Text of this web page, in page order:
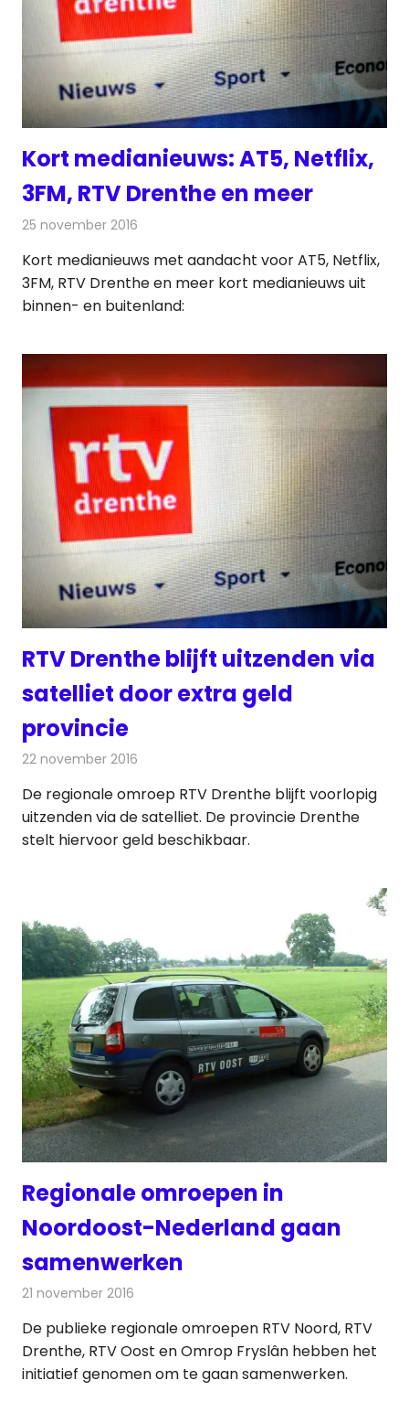
Kort medianieuws: AT5, Netflix,
3FM, RTV Drenthe en meer
25 november 2016
Kort medianieuws met aandacht voor AT5, Netflix,
3FM, RTV Drenthe en meer kort medianieuws uit
binnen- en buitenland:
RTV Drenthe blijft uitzenden via
satelliet door extra geld
provincie
22 november 2016
De regionale omroep RTV Drenthe blijft voorlopig
uitzenden via de satelliet. De provincie Drenthe
stelt hiervoor geld beschikbaar.
Regionale omroepen in
Noordoost-Nederland gaan
samenwerken
21 november 2016
De publieke regionale omroepen RTV Noord, RTV
Drenthe, RTV Oost en Omrop Fryslân hebben het
initiatief genomen om te gaan samenwerken.